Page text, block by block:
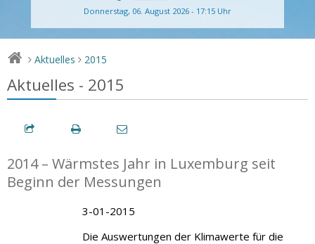
Donnerstag, 06. August 2026 - 17:15 Uhr
> Aktuelles > 2015
Aktuelles - 2015
2014 – Wärmstes Jahr in Luxemburg seit
Beginn der Messungen
3-01-2015
Die Auswertungen der Klimawerte für die